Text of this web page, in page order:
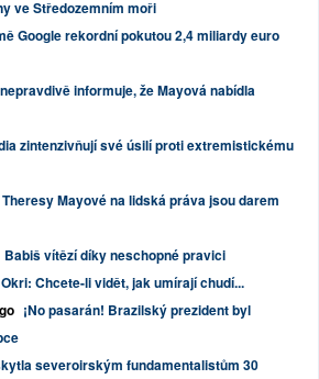
ve Středozemním moři
Google rekordní pokutou 2,4 miliardy euro
informuje, že Mayová nabídla
zintenzivňují své úsilí proti extremistickému
Mayové na lidská práva jsou darem
Babiš vítězí díky neschopné pravici
Chcete-li vidět, jak umírají chudí...
¡No pasarán! Brazilský prezident byl
severoirským fundamentalistům 30